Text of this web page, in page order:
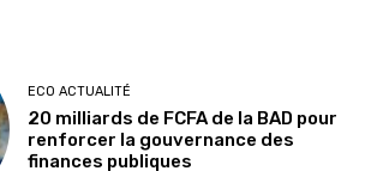
ECO ACTUALITÉ
20 milliards de FCFA de la BAD pour
renforcer la gouvernance des
finances publiques